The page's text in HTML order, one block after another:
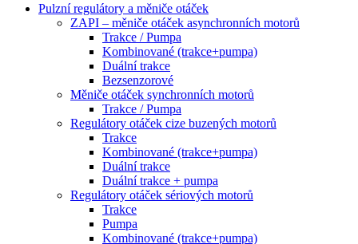
Pulzní regulátory a měniče otáček
ZAPI – měniče otáček asynchronních motorů
Trakce / Pumpa
Kombinované (trakce+pumpa)
Duální trakce
Bezsenzorové
Měniče otáček synchronních motorů
Trakce / Pumpa
Regulátory otáček cize buzených motorů
Trakce
Kombinované (trakce+pumpa)
Duální trakce
Duální trakce + pumpa
Regulátory otáček sériových motorů
Trakce
Pumpa
Kombinované (trakce+pumpa)